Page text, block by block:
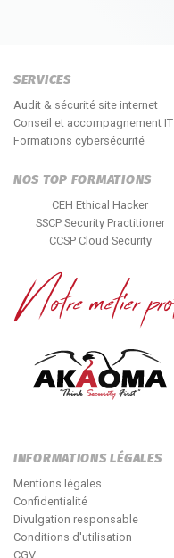
SERVICES
Audit & sécurité site internet
Conseil et accompagnement IT
Formations cybersécurité
NOS TOP FORMATIONS
CEH Ethical Hacker
SSCP Security Practitioner
CCSP Cloud Security
INFORMATIONS LÉGALES
Mentions légales
Confidentialité
Divulgation responsable
Conditions d'utilisation
CGV